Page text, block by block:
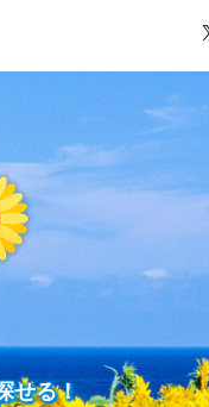
せる！